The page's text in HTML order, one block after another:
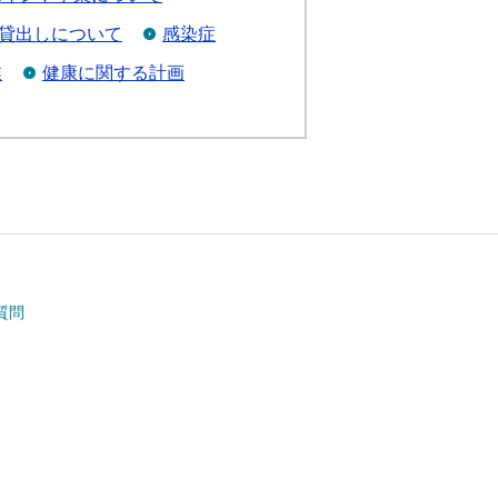
出しについて 感染症
健康に関する計画
問